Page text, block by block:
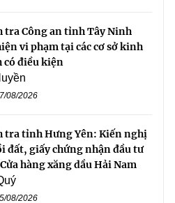
tra Công an tỉnh Tây Ninh
vi phạm tại các cơ sở kinh
có điều kiện
08/2026
tra tỉnh Hưng Yên: Kiến nghị
đất, giấy chứng nhận đầu tư
hàng xăng dầu Hải Nam
08/2026